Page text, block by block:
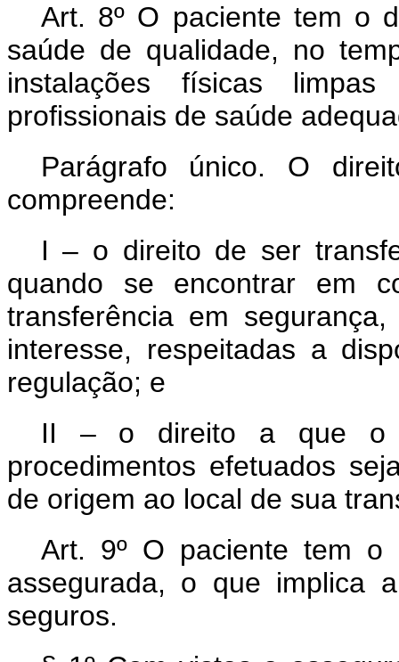
Art. 8º O paciente tem o
saúde de qualidade, no
instalações físicas
profissionais de saúde
Parágrafo único. O
compreende:
I – o direito de ser
quando se encontrar em
transferência em
interesse, respeitadas a
regulação; e
II – o direito a que o
procedimentos efetuados
de origem ao local de sua
Art. 9º O paciente tem o
assegurada, o que implica
seguros.